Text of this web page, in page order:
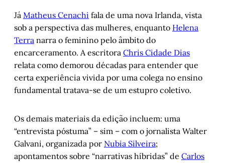
Já Matheus Cenachi fala de uma nova Irlanda, vista
sob a perspectiva das mulheres, enquanto Helena
Terra narra o feminino pelo âmbito do
encarceramento. A escritora Chris Cidade Dias
relata como demorou décadas para entender que
certa experiência vivida por uma colega no ensino
fundamental tratava-se de um estupro coletivo.
Os demais materiais da edição incluem: uma
“entrevista póstuma” – sim – com o jornalista Walter
Galvani, organizada por Nubia Silveira;
apontamentos sobre “narrativas híbridas” de Carlos